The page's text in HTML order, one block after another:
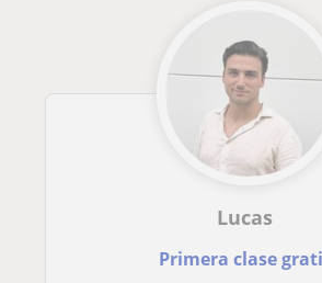
Lucas
Primera clase